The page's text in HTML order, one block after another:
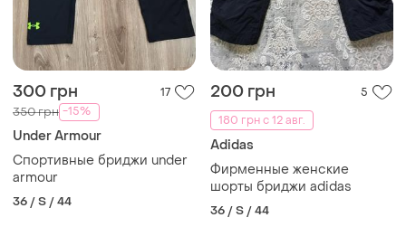
300 грн 17
350 грн -15%
Under Armour
Спортивные бриджи under
armour
36 / S / 44
200 грн
5
180 грн с 12 авг.
Adidas
Фирменные женские
шорты бриджи adidas
36 / S / 44